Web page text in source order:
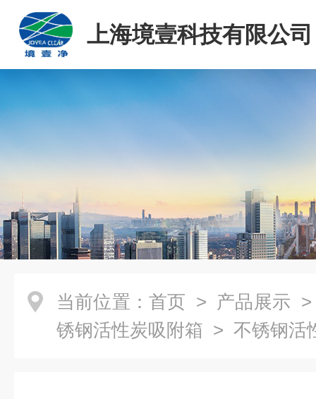
上海境壹科技有限公司
当前位置： 首页 > 产品展示
锈钢活性炭吸附箱 > 不锈钢活